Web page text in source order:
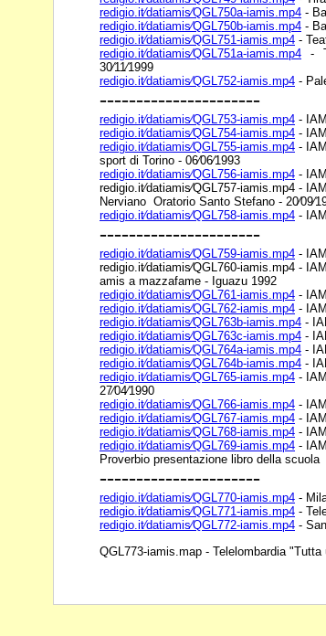
redigio.it⁄datiamis⁄QGL750a-iamis.mp4 -
redigio.it⁄datiamis⁄QGL750b-iamis.mp4 -
redigio.it⁄datiamis⁄QGL751-iamis.mp4 -
redigio.it⁄datiamis⁄QGL751a-iamis.mp4 -
30⁄11⁄1999
redigio.it⁄datiamis⁄QGL752-iamis.mp4 -
----------------------
redigio.it⁄datiamis⁄QGL753-iamis.mp4 -
redigio.it⁄datiamis⁄QGL754-iamis.mp4 -
redigio.it⁄datiamis⁄QGL755-iamis.mp4 -
sport di Torino - 06⁄06⁄1993
redigio.it⁄datiamis⁄QGL756-iamis.mp4 -
redigio.it⁄datiamis⁄QGL757-iamis.mp4 -
Nerviano Oratorio Santo Stefano -
redigio.it⁄datiamis⁄QGL758-iamis.mp4 -
----------------------
redigio.it⁄datiamis⁄QGL759-iamis.mp4 -
redigio.it⁄datiamis⁄QGL760-iamis.mp4 -
amis a mazzafame - Iguazu 1992
redigio.it⁄datiamis⁄QGL761-iamis.mp4 -
redigio.it⁄datiamis⁄QGL762-iamis.mp4 -
redigio.it⁄datiamis⁄QGL763b-iamis.mp4 -
redigio.it⁄datiamis⁄QGL763c-iamis.mp4 -
redigio.it⁄datiamis⁄QGL764a-iamis.mp4 -
redigio.it⁄datiamis⁄QGL764b-iamis.mp4 -
redigio.it⁄datiamis⁄QGL765-iamis.mp4 -
27⁄04⁄1990
redigio.it⁄datiamis⁄QGL766-iamis.mp4 -
redigio.it⁄datiamis⁄QGL767-iamis.mp4 -
redigio.it⁄datiamis⁄QGL768-iamis.mp4 -
redigio.it⁄datiamis⁄QGL769-iamis.mp4 -
Proverbio presentazione libro della scuola
----------------------
redigio.it⁄datiamis⁄QGL770-iamis.mp4 -
redigio.it⁄datiamis⁄QGL771-iamis.mp4 -
redigio.it⁄datiamis⁄QGL772-iamis.mp4 -
QGL773-iamis.map - Telelombardia "Tutta